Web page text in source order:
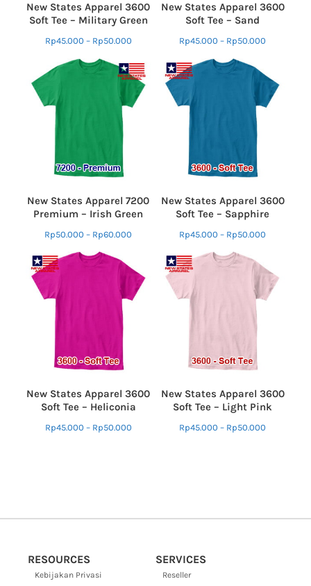
New States Apparel 3600
Soft Tee – Military Green
Rp45.000 – Rp50.000
New States Apparel 3600
Soft Tee – Sand
Rp45.000 – Rp50.000
New States Apparel 7200
Premium – Irish Green
Rp50.000 – Rp60.000
New States Apparel 3600
Soft Tee – Sapphire
Rp45.000 – Rp50.000
New States Apparel 3600
Soft Tee – Heliconia
Rp45.000 – Rp50.000
New States Apparel 3600
Soft Tee – Light Pink
Rp45.000 – Rp50.000
RESOURCES SERVICES
Kebijakan Privasi
Reseller